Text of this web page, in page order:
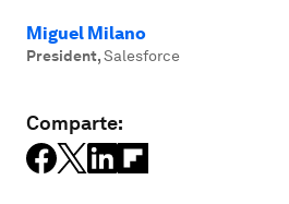
Miguel Milano
President,Salesforce
Comparte: